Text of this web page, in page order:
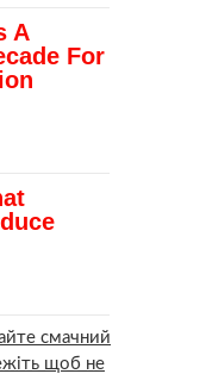
смачний
щоб не